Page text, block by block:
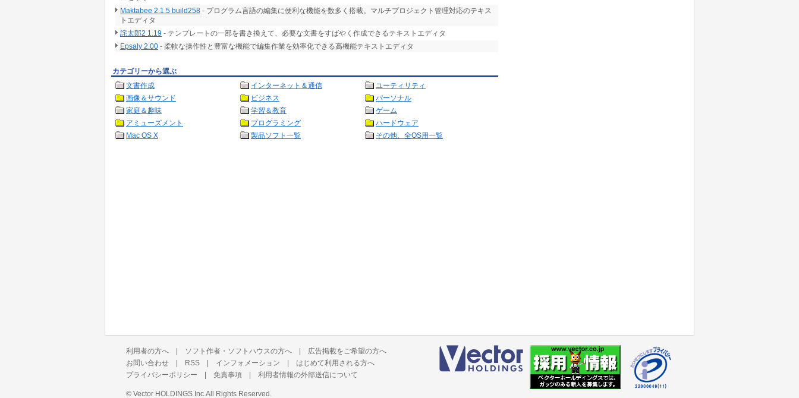
Maktabee 2.1.5 build258 - プログラム言語の編集に便利な機能を数多く搭載。マルチプロジェクト管理対応のテキス
トエディタ
詫太郎2 1.19 - テンプレートの一部を書き換えて、必要な文書をすばやく作成できるテキストエディタ
Epsaly 2.00 - 柔軟な操作性と豊富な機能で編集作業を効率化できる高機能テキストエディタ
カテゴリーから選ぶ
文書作成
インターネット＆通信
ユーティリティ
画像＆サウンド
ビジネス
パーソナル
家庭＆趣味
学習＆教育
ゲーム
アミューズメント
プログラミング
ハードウェア
Mac OS X
製品ソフト一覧 その他、全OS用一覧
利用者の方へ | ソフト作者・ソフトハウスの方へ | 広告掲載をご希望の方へ
お問い合わせ | RSS | インフォメーション | はじめて利用される方へ
プライバシーポリシー | 免責事項 | 利用者情報の外部送信について
© Vector HOLDINGS Inc. All Rights Reserved.